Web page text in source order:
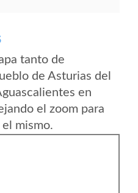
tanto de
de Asturias del
en
el zoom para
mismo.